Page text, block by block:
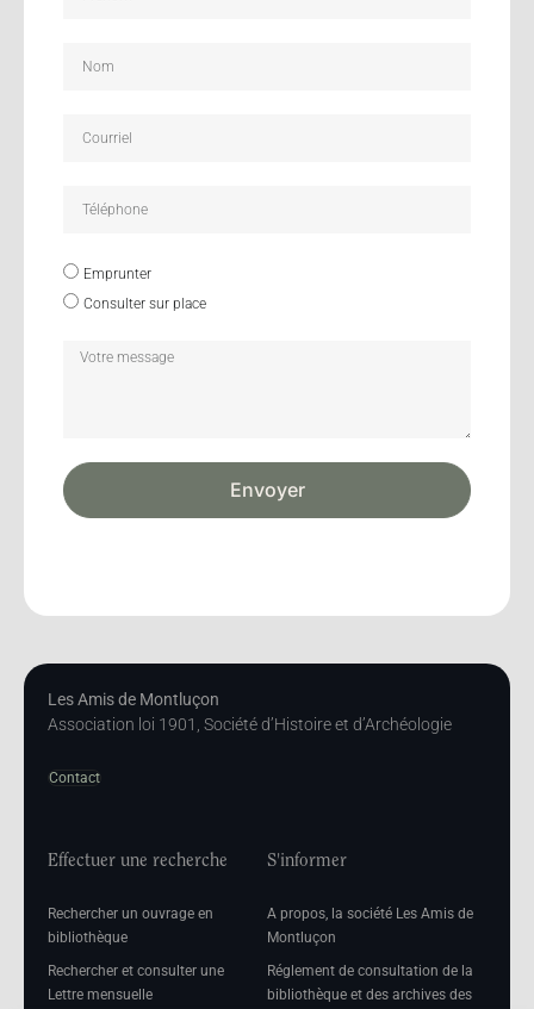
Emprunter
Consulter sur place
Envoyer
Les Amis de Montluçon
Association loi 1901, Société d’Histoire et d’Archéologie
Contact
Effectuer une recherche
Rechercher un ouvrage en
bibliothèque
Rechercher et consulter une
Lettre mensuelle
S'informer
A propos, la société Les Amis de
Montluçon
Réglement de consultation de la
bibliothèque et des archives des